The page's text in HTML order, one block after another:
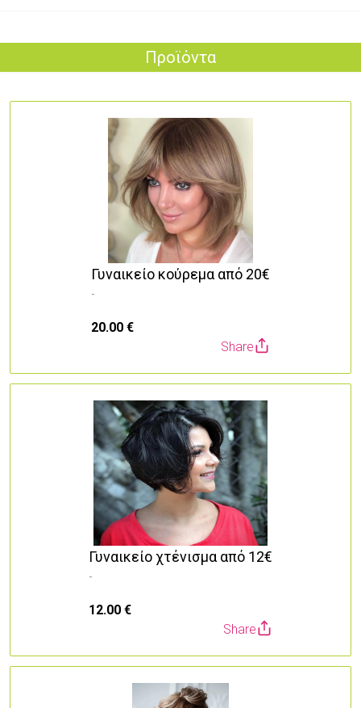
Προϊόντα
Γυναικείο κούρεμα από 20€
-
20.00 €
Share
Γυναικείο χτένισμα από 12€
-
12.00 €
Share